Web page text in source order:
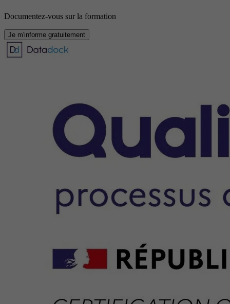
Documentez-vous sur la formation
Je m'informe gratuitement